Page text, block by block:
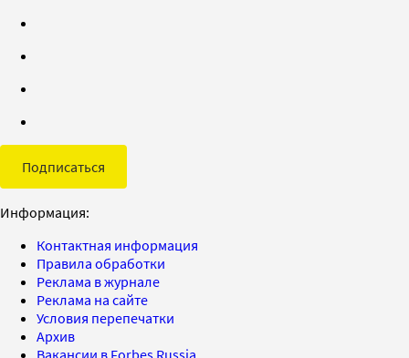
Подписаться
Информация:
Контактная информация
Правила обработки
Реклама в журнале
Реклама на сайте
Условия перепечатки
Архив
Вакансии в Forbes Russia